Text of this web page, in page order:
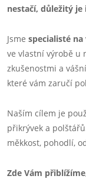
nestačí, důležitý
Jsme specialisté
ve vlastní výrobě u
zkušenostmi a
které vám zaručí
Naším cílem je
přikrývek a
měkkost, pohodlí,
Zde Vám